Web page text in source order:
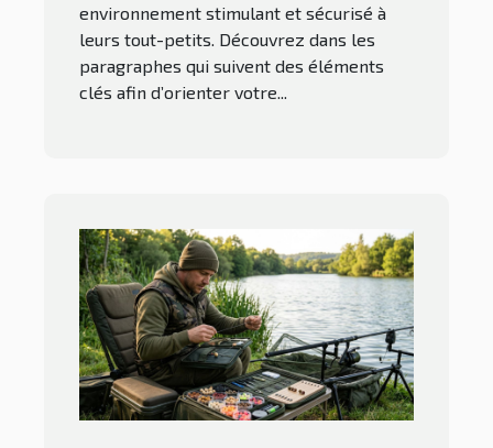
environnement stimulant et sécurisé à
leurs tout-petits. Découvrez dans les
paragraphes qui suivent des éléments
clés afin d’orienter votre...